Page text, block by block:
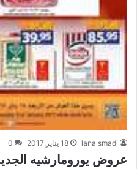
lana smadi 18 يناير,2017 0
عروض يورومارشيه